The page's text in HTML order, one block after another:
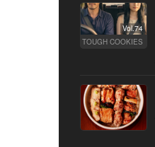
Vol.74
TOUGH COOKIES